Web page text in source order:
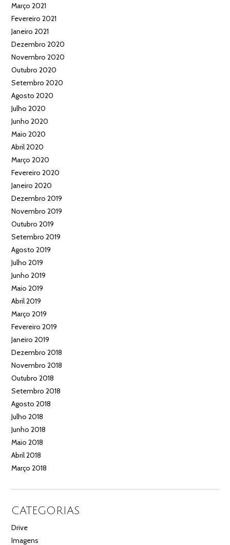
Março 2021
Fevereiro 2021
Janeiro 2021
Dezembro 2020
Novembro 2020
Outubro 2020
Setembro 2020
Agosto 2020
Julho 2020
Junho 2020
Maio 2020
Abril 2020
Março 2020
Fevereiro 2020
Janeiro 2020
Dezembro 2019
Novembro 2019
Outubro 2019
Setembro 2019
Agosto 2019
Julho 2019
Junho 2019
Maio 2019
Abril 2019
Março 2019
Fevereiro 2019
Janeiro 2019
Dezembro 2018
Novembro 2018
Outubro 2018
Setembro 2018
Agosto 2018
Julho 2018
Junho 2018
Maio 2018
Abril 2018
Março 2018
CATEGORIAS
Drive
Imagens